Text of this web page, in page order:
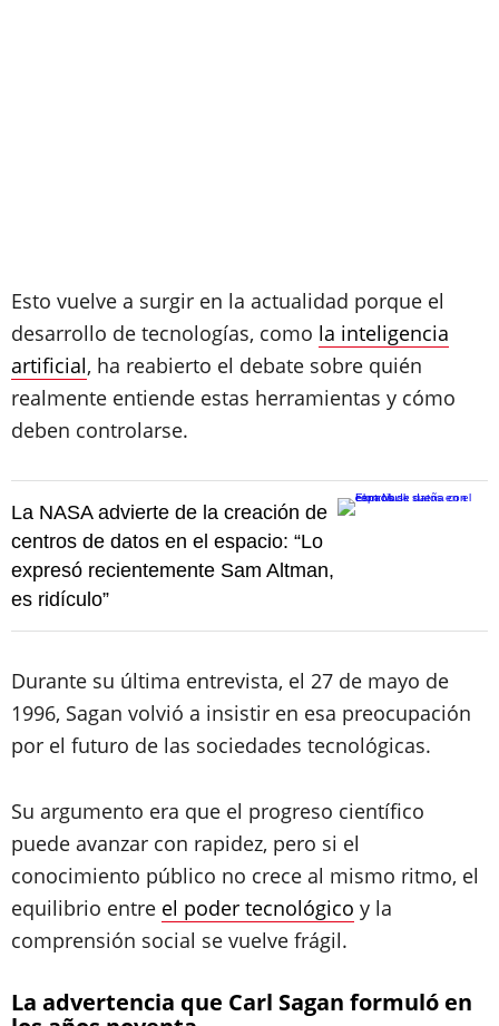
Esto vuelve a surgir en la actualidad porque el
desarrollo de tecnologías, como la inteligencia
artificial, ha reabierto el debate sobre quién
realmente entiende estas herramientas y cómo
deben controlarse.
La NASA advierte de la creación de
centros de datos en el espacio: “Lo
expresó recientemente Sam Altman,
es ridículo”
Durante su última entrevista, el 27 de mayo de
1996, Sagan volvió a insistir en esa preocupación
por el futuro de las sociedades tecnológicas.
Su argumento era que el progreso científico
puede avanzar con rapidez, pero si el
conocimiento público no crece al mismo ritmo, el
equilibrio entre el poder tecnológico y la
comprensión social se vuelve frágil.
La advertencia que Carl Sagan formuló en